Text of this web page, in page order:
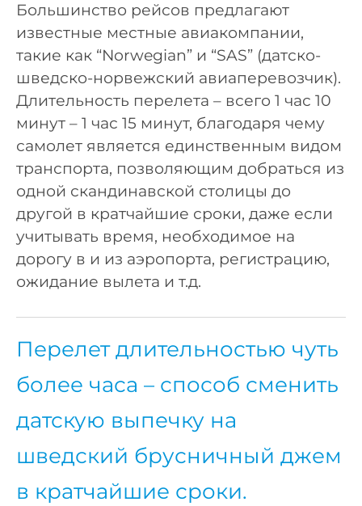
Большинство рейсов предлагают
известные местные авиакомпании,
такие как “Norwegian” и “SAS” (датско-
шведско-норвежский авиаперевозчик).
Длительность перелета – всего 1 час 10
минут – 1 час 15 минут, благодаря чему
самолет является единственным видом
транспорта, позволяющим добраться из
одной скандинавской столицы до
другой в кратчайшие сроки, даже если
учитывать время, необходимое на
дорогу в и из аэропорта, регистрацию,
ожидание вылета и т.д.
Перелет длительностью чуть
более часа – способ сменить
датскую выпечку на
шведский брусничный джем
в кратчайшие сроки.